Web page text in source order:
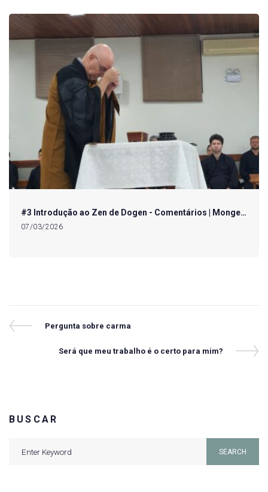
#3 Introdução ao Zen de Dogen - Comentários | Monge…
07/03/2026
Navegação
Previous
Pergunta sobre carma
Next
Será que meu trabalho é o certo para mim?
BUSCAR
SEARCH